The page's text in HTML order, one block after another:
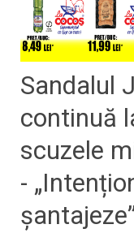
Sandalul
continuă
scuzele
-